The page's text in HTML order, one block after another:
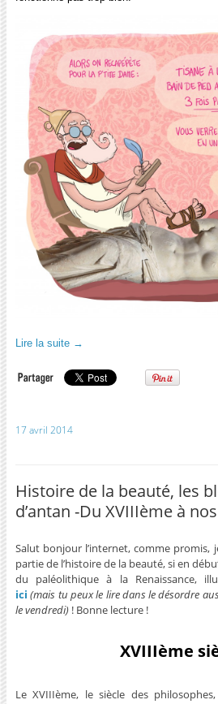
Lire la suite →
17 avril 2014
Histoire de la beauté, les
d’antan -Du XVIIIème à
Salut bonjour l’internet, comme promis,
partie de l’histoire de la beauté, si en
du paléolithique à la Renaissance,
ici (mais tu peux le lire dans le désordre
le vendredi)! Bonne lecture !
XVIIIème
Le XVIIIème, le siècle des